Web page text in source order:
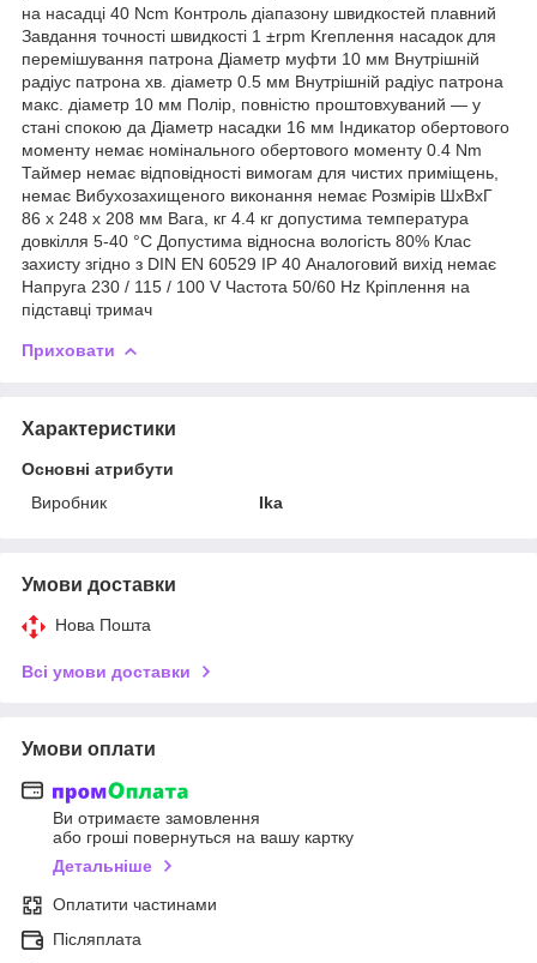
на насадці 40 Ncm Контроль діапазону швидкостей плавний
Завдання точності швидкості 1 ±rpm Kreплення насадок для
перемішування патрона Діаметр муфти 10 мм Внутрішній
радіус патрона хв. діаметр 0.5 мм Внутрішній радіус патрона
макс. діаметр 10 мм Полір, повністю проштовхуваний — у
стані спокою да Діаметр насадки 16 мм Індикатор обертового
моменту немає номінального обертового моменту 0.4 Nm
Таймер немає відповідності вимогам для чистих приміщень,
немає Вибухозахищеного виконання немає Розмірів ШхВхГ
86 x 248 x 208 мм Вага, кг 4.4 кг допустима температура
довкілля 5-40 °C Допустима відносна вологість 80% Клас
захисту згідно з DIN EN 60529 IP 40 Аналоговий вихід немає
Напруга 230 / 115 / 100 V Частота 50/60 Hz Кріплення на
підставці тримач
Приховати
Характеристики
Основні атрибути
Виробник
Ika
Умови доставки
Нова Пошта
Всі умови доставки
Умови оплати
Ви отримаєте замовлення
або гроші повернуться на вашу картку
Детальніше
Оплатити частинами
Післяплата